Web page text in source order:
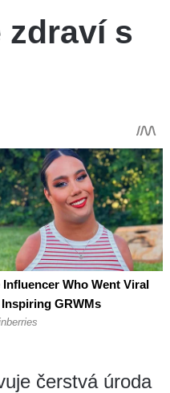
zdraví s
čerstvá úroda